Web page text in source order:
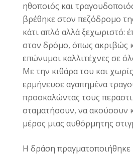
ηθοποιός και
βρέθηκε στον πεζόδρομο
κάτι απλό αλλά ξεχωριστό:
στον δρόμο, όπως ακριβώς
επώνυμοι καλλιτέχνες σε
Με την κιθάρα του και
ερμήνευσε αγαπημένα
προσκαλώντας τους
σταματήσουν, να ακούσουν
μέρος μιας αυθόρμητης
Η δράση πραγματοποιήθηκε